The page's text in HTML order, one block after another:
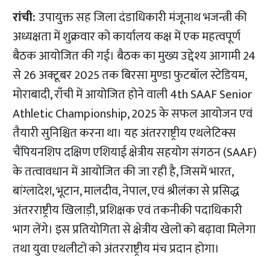
रांची:उपायुक्त सह जिला दंडाधिकारी मंजूनाथ भजन्त्री की
अध्यक्षता में शुक्रवार को कार्यालय कक्ष में एक महत्वपूर्ण
बैठक आयोजित की गई। बैठक का मुख्य उद्देश्य आगामी 24
से 26 अक्टूबर 2025 तक बिरसा मुण्डा फुटबॉल स्टेडियम,
मोराबादी, राँची में आयोजित होने वाली 4th SAAF Senior
Athletic Championship, 2025 के सफल आयोजन एवं
तैयारी सुनिश्चित करना था। यह अंतरराष्ट्रीय एथलेटिक्स
चैंपियनशिप दक्षिण एशियाई क्षेत्रीय सहयोग संगठन (SAAF)
के तत्वावधान में आयोजित की जा रही है, जिसमें भारत,
बांग्लादेश, भूटान, मालदीव, नेपाल, एवं श्रीलंका से प्रसिद्ध
अंतरराष्ट्रीय खिलाड़ी, प्रशिक्षक एवं तकनीकी पदाधिकारी
भाग लेंगे। इस प्रतियोगिता से क्षेत्रीय खेलों को बढ़ावा मिलेगा
तथा युवा एथलीटों को अंतरराष्ट्रीय मंच प्रदान होगा।